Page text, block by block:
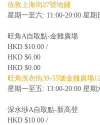
佐敦上海街27號地鋪
星期一至六: 11:00-20:00 星期
旺角A自取點-金雞廣場
HKD $10.00 /
HKD $6.00
HKD $0.00
旺角洗衣街39-55號金雞廣場
星期一至五: 13:00-20:00 星
深水埗A自取點-新高登
HKD $10.00 /